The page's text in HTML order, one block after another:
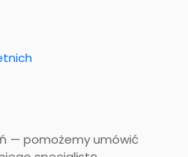
— pomożemy umówić